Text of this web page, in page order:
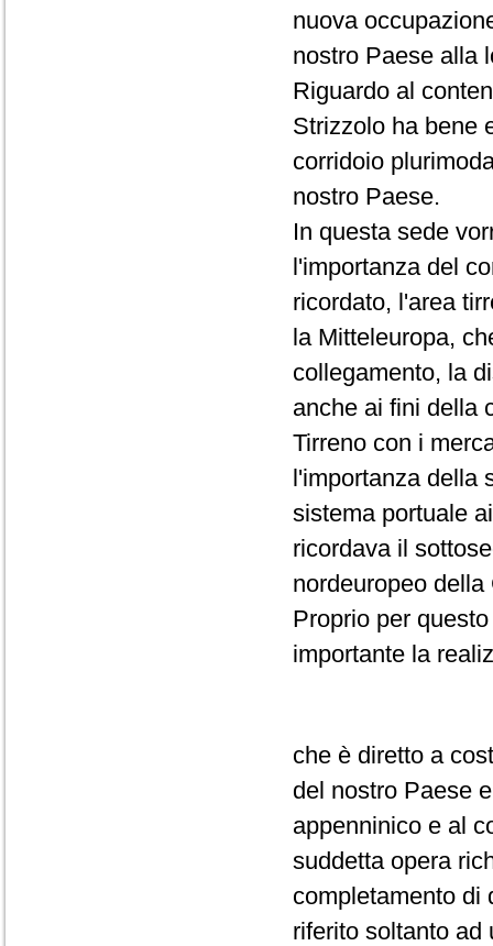
nuova
nostro Paese alla
Riguardo al
Strizzolo ha bene
corridoio
nostro Paese.
In questa sede
l'importanza del
ricordato, l'area
la Mitteleuropa,
collegamento, la
anche ai fini della
Tirreno con i
l'importanza della
sistema portuale
ricordava il
nordeuropeo
Proprio per
importante la
che è diretto a
del nostro Paese
appenninico e al
suddetta opera
completamento di
riferito soltanto ad